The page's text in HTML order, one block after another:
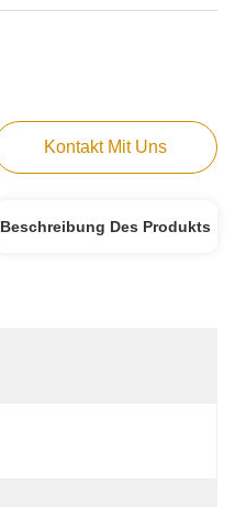
Kontakt Mit Uns
Beschreibung Des Produkts